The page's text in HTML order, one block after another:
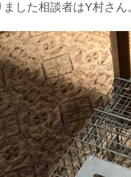
した相談者はY村さん